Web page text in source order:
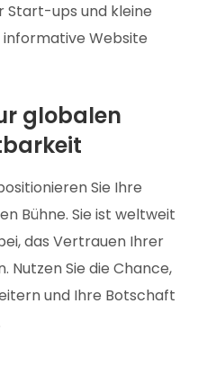
ups und kleine
Website
globalen
Sie Ihre
Bühne. Sie ist weltweit
das Vertrauen Ihrer
Nutzen Sie die Chance,
und Ihre Botschaft